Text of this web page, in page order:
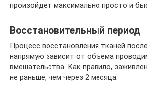
произойдет максимально просто и
Восстановительный период
Процесс восстановления тканей
напрямую зависит от объема
вмешательства. Как правило,
не раньше, чем через 2 месяца.